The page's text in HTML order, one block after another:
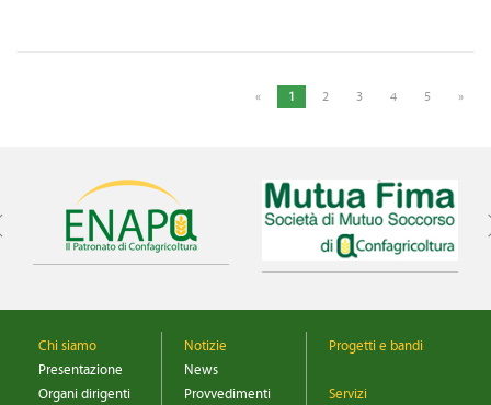
« 1 2 3 4 5 »
Chi siamo
Presentazione
Organi dirigenti
Notizie
News
Provvedimenti
Progetti e bandi
Servizi